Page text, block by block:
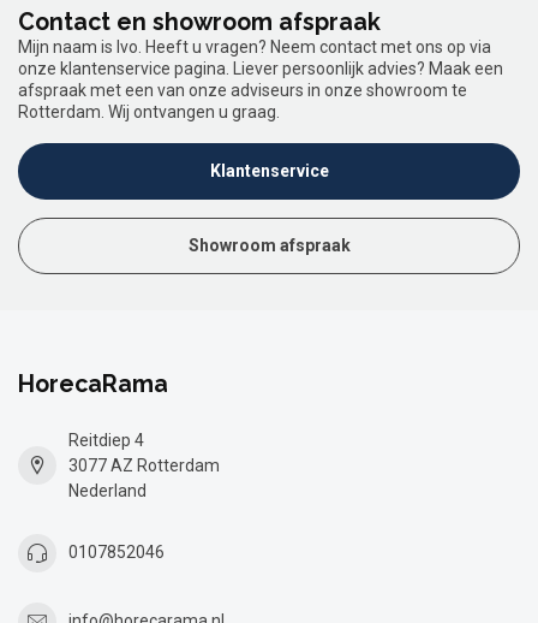
Contact en showroom afspraak
Mijn naam is Ivo. Heeft u vragen? Neem contact met ons op via
onze klantenservice pagina. Liever persoonlijk advies? Maak een
afspraak met een van onze adviseurs in onze showroom te
Rotterdam. Wij ontvangen u graag.
Klantenservice
Showroom afspraak
HorecaRama
Reitdiep 4
3077 AZ Rotterdam
Nederland
0107852046